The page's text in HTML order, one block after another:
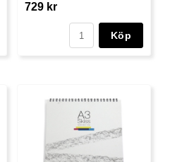
729 kr
Köp